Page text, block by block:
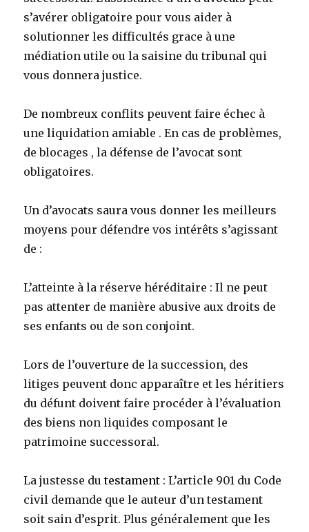
s’avérer obligatoire pour vous aider à
solutionner les difficultés grace à une
médiation utile ou la saisine du tribunal qui
vous donnera justice.
De nombreux conflits peuvent faire échec à
une liquidation amiable . En cas de problèmes,
de blocages , la défense de l’avocat sont
obligatoires.
Un d’avocats saura vous donner les meilleurs
moyens pour défendre vos intérêts s’agissant
de :
L’atteinte à la réserve héréditaire : Il ne peut
pas attenter de manière abusive aux droits de
ses enfants ou de son conjoint.
Lors de l’ouverture de la succession, des
litiges peuvent donc apparaître et les héritiers
du défunt doivent faire procéder à l’évaluation
des biens non liquides composant le
patrimoine successoral.
La justesse dutestament : L’article 901 du Code
civil demande que le auteur d’un testament
soit sain d’esprit. Plus généralement que les